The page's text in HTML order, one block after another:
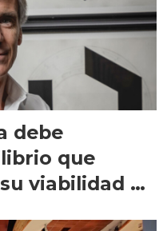
debe
que
viabilidad de